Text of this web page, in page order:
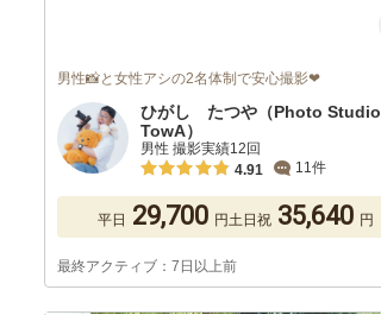
男性📸と女性アシの2名体制で安心撮影❤
ひがし たつや（Photo Studio
TowA）
男性 撮影実績12回
4.91
11件
平日 29,700 円土日祝 35,640 円
最終アクティブ：7日以上前